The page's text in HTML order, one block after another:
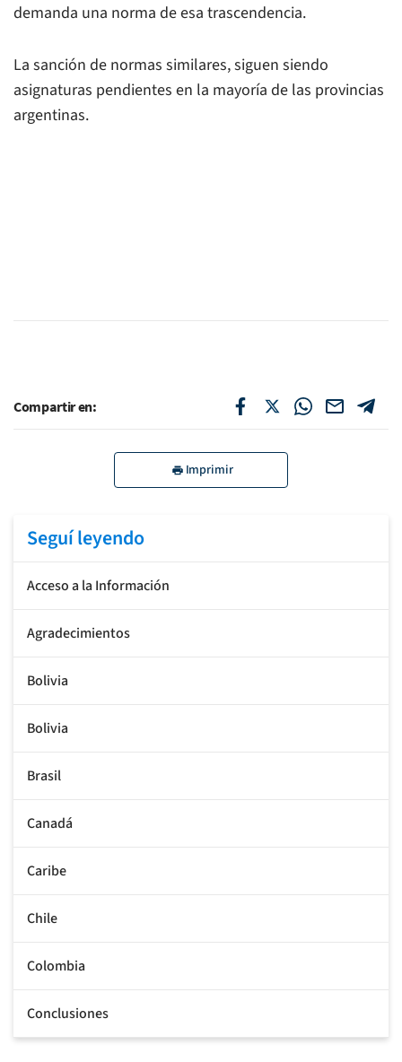
demanda una norma de esa trascendencia.
La sanción de normas similares, siguen siendo
asignaturas pendientes en la mayoría de las provincias
argentinas.
Compartir en:
Imprimir
Seguí leyendo
Acceso a la Información
Agradecimientos
Bolivia
Bolivia
Brasil
Canadá
Caribe
Chile
Colombia
Conclusiones